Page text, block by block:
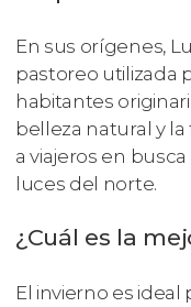
En sus orígenes,
pastoreo utilizada
habitantes
belleza natural y
a viajeros en
luces del norte.
¿Cuál es la
El invierno es